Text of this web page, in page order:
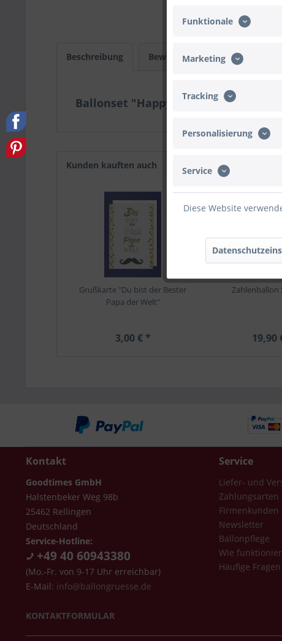
Beschreibung Bewertungen 0
Ballonset "Happy Father's Day" -
Kunden kauften auch Kunden haben sich
Grußkarte "Du bist der Bester
Papa der Welt"
3,00 € *
Zahlenballon
19,90
Kontakt
Goodtimes GmbH
Halstenbeker Weg 98b
25462 Rellingen
Deutschland
Service-Hotline:
+49 40 60943380
(Mo.-Fr. von 9-17 Uhr erreichbar)
E-Mail: info@ballongruesse.de
KONTAKTFORMULAR
Service
Liefer- und
Zahlungsarten
Firmenkunden
Newsletter
Ballonpflege
Wie
Häufige Fragen
Funktionale
Marketing
Tracking
Personalisierung
Service
Diese Website